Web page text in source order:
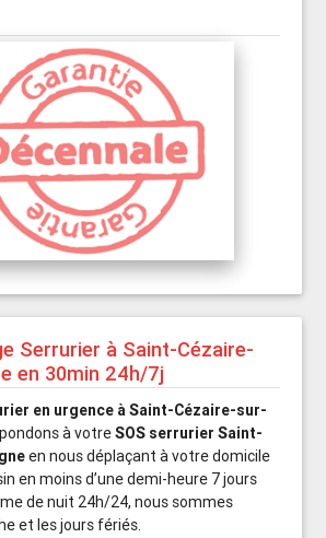
Serrurier à Saint-Cézaire-
en 30min 24h/7j
en urgence à Saint-Cézaire-sur-
à votreSOS serrurier Saint-
en nous déplaçant à votre domicile
en moins d’une demi-heure 7 jours
de nuit 24h/24, nous sommes
et les jours fériés.